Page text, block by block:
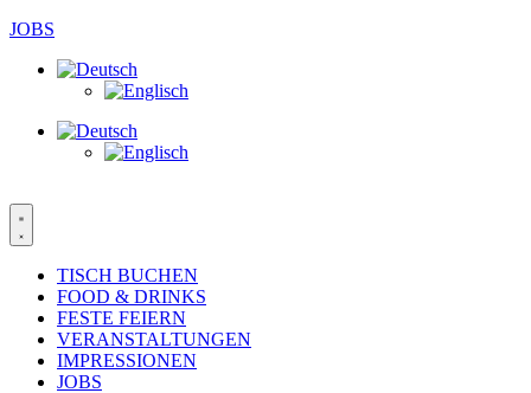
JOBS
TISCH BUCHEN
FOOD & DRINKS
FESTE FEIERN
VERANSTALTUNGEN
IMPRESSIONEN
JOBS